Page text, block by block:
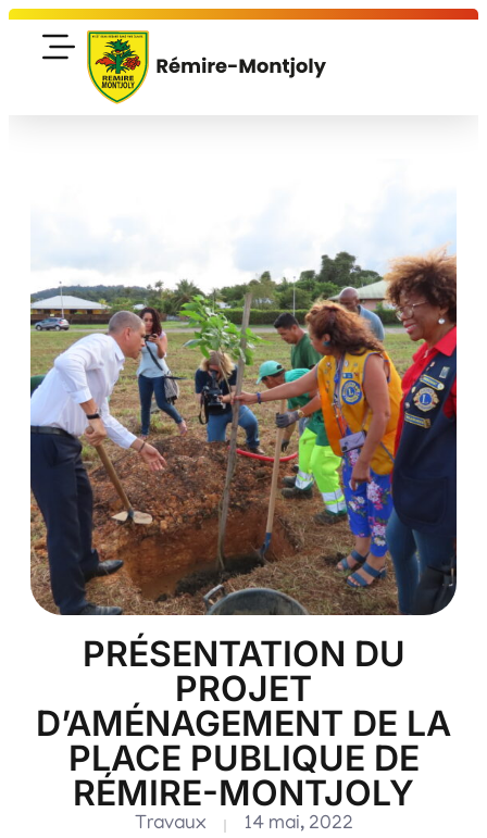
PRÉSENTATION DU
PROJET
D’AMÉNAGEMENT DE LA
PLACE PUBLIQUE DE
RÉMIRE-MONTJOLY
Travaux 14 mai, 2022